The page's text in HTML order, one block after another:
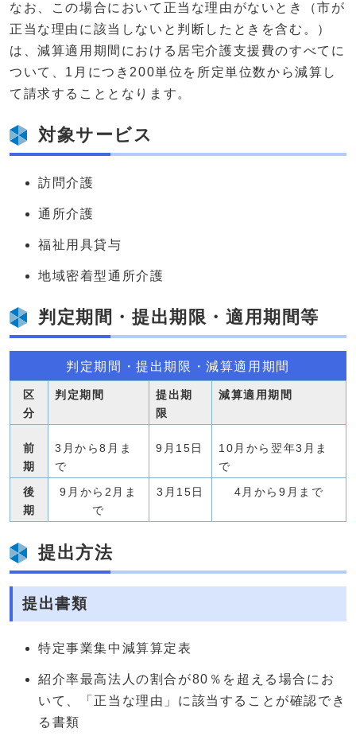
なお、この場合において正当な理由がないとき（市が
正当な理由に該当しないと判断したときを含む。）
は、減算適用期間における居宅介護支援費のすべてに
ついて、1月につき200単位を所定単位数から減算し
て請求することとなります。
対象サービス
訪問介護
通所介護
福祉用具貸与
地域密着型通所介護
判定期間・提出期限・適用期間等
判定期間・提出期限・減算適用期間
区
分
判定期間
提出期
限
減算適用期間
前
期
3月から8月ま
で
9月15日
10月から翌年3月ま
で
後
期
9月から2月ま
で
3月15日 4月から9月まで
提出方法
提出書類
特定事業集中減算算定表
紹介率最高法人の割合が80％を超える場合にお
いて、「正当な理由」に該当することが確認でき
る書類